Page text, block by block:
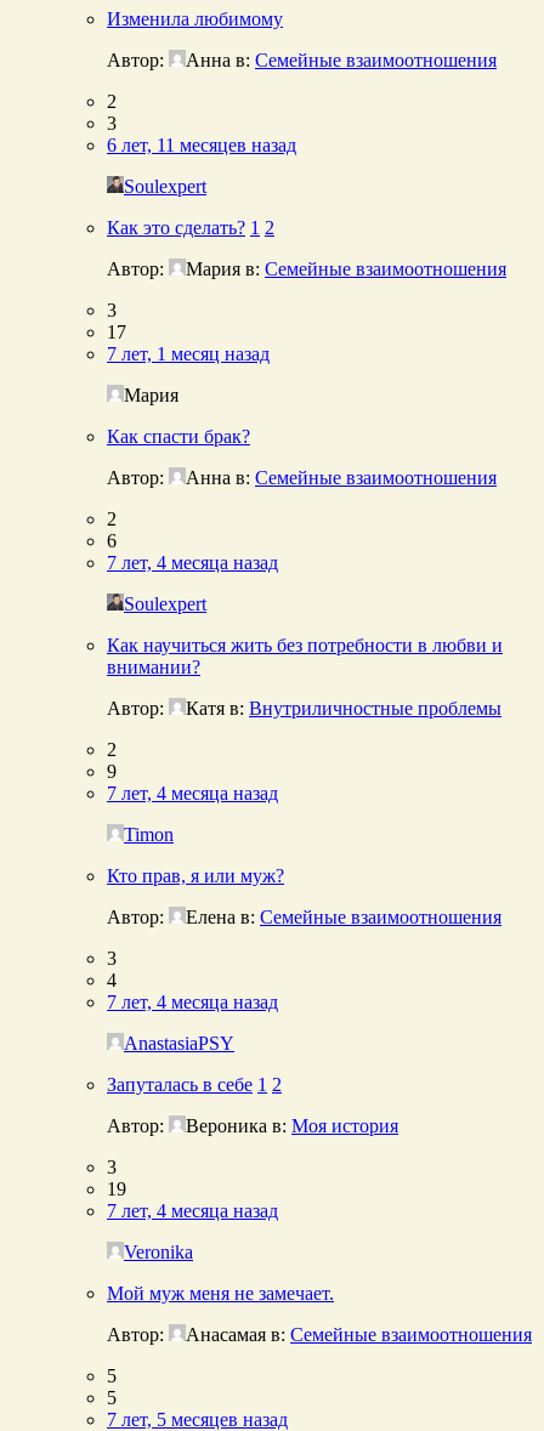
Изменила любимому
Автор:
Анна в: Семейные взаимоотношения
2
3
6 лет, 11 месяцев назад
Soulexpert
Как это сделать? 1 2
Автор:
Мария в: Семейные взаимоотношения
3
17
7 лет, 1 месяц назад
Мария
Как спасти брак?
Автор:
Анна в: Семейные взаимоотношения
2
6
7 лет, 4 месяца назад
Soulexpert
Как научиться жить без потребности в любви и
внимании?
Автор:
Катя в: Внутриличностные проблемы
2
9
7 лет, 4 месяца назад
Timon
Кто прав, я или муж?
Автор:
Елена в: Семейные взаимоотношения
3
4
7 лет, 4 месяца назад
AnastasiaPSY
Запуталась в себе 1 2
Автор:
Вероника в: Моя история
3
19
7 лет, 4 месяца назад
Veronika
Мой муж меня не замечает.
Автор:
Анасамая в: Семейные взаимоотношения
5
5
7 лет, 5 месяцев назад